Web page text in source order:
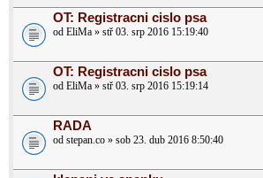
OT: Registracni cislo psa
od EliMa » stř 03. srp 2016 15:19:40
OT: Registracni cislo psa
od EliMa » stř 03. srp 2016 15:19:14
RADA
od stepan.co » sob 23. dub 2016 8:50:40